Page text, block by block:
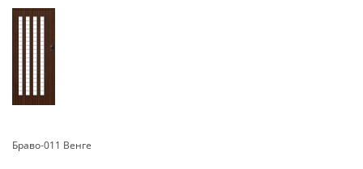
Браво-011 Венге